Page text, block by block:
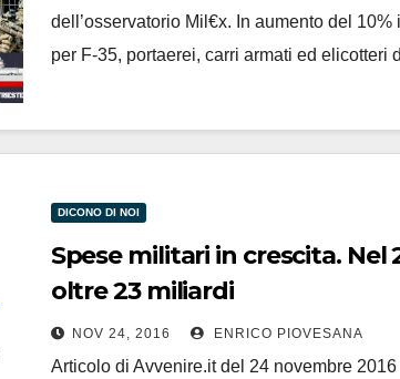
dell’osservatorio Mil€x. In aumento del 10%
per F-35, portaerei, carri armati ed elicotteri
DICONO DI NOI
Spese militari in crescita. Nel
oltre 23 miliardi
NOV 24, 2016 ENRICO PIOVESANA
Articolo di Avvenire.it del 24 novembre 2016